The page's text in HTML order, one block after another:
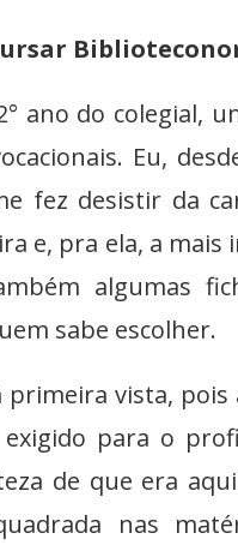
ano do colegial,
Eu,
fez desistir da
e, pra ela, a
algumas
sabe escolher.
vista,
para o
de que era
nas